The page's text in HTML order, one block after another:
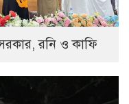
রনি ও কাফি